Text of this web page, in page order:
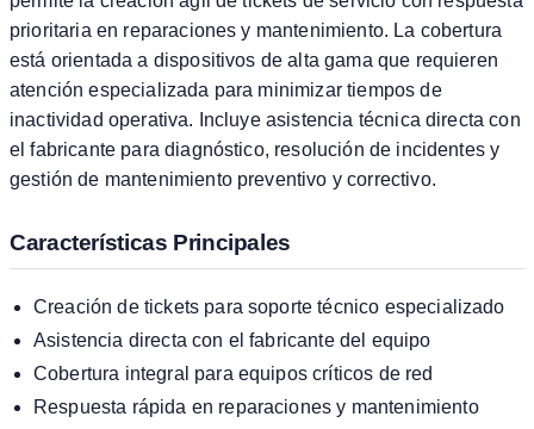
prioritaria en reparaciones y mantenimiento. La cobertura
está orientada a dispositivos de alta gama que requieren
atención especializada para minimizar tiempos de
inactividad operativa. Incluye asistencia técnica directa con
el fabricante para diagnóstico, resolución de incidentes y
gestión de mantenimiento preventivo y correctivo.
Características Principales
Creación de tickets para soporte técnico especializado
Asistencia directa con el fabricante del equipo
Cobertura integral para equipos críticos de red
Respuesta rápida en reparaciones y mantenimiento